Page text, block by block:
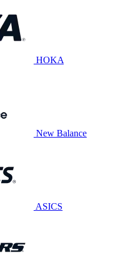
HOKA
New Balance
ASICS